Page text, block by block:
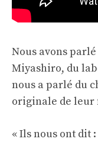
Nous avons
Miyashiro, du
nous a parlé du
originale de leur
« Ils nous ont dit